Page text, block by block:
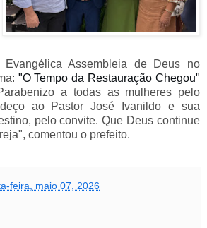
Evangélica Assembleia de Deus no
"O Tempo da Restauração Chegou"
a todas as mulheres pelo
ao Pastor José Ivanildo e sua
pelo convite. Que Deus continue
comentou o prefeito.
feira, maio 07, 2026